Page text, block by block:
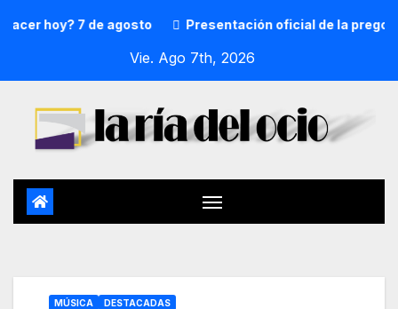
hoy? 7 de agosto Presentación oficial de la
Vie. Ago 7th, 2026
MÚSICA DESTACADAS